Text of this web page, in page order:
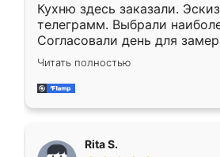
Кухню здесь заказали.
телеграмм. Выбрали
Согласовали день для
недели кухня была уже
довольны работой. Спасибо
мебель за качественную
Читать полностью
Rita S.